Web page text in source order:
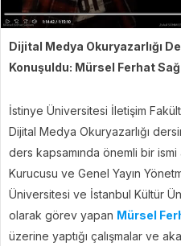
Dijital Medya Okuryazarlığı
Konuşuldu: Mürsel Ferhat
İstinye Üniversitesi İletişim
Dijital Medya Okuryazarlığı
ders kapsamında önemli bir ismi
Kurucusu ve Genel Yayın
Üniversitesi ve İstanbul Kültür
olarak görev yapan Mürsel
üzerine yaptığı çalışmalar ve